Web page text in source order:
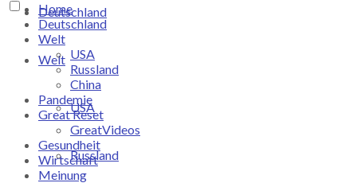
Deutschland
Welt
USA
Russland
Home
Deutschland
Welt
USA
Russland
China
Pandemie
Great Reset
GreatVideos
Gesundheit
Wirtschaft
Meinung